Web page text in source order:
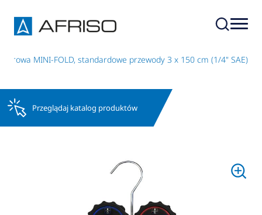
MINI-FOLD, standardowe przewody 3 x 150 cm (1/4" SAE)
Przeglądaj katalog produktów